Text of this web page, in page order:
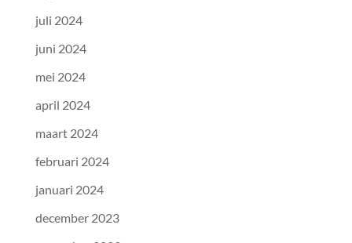
juli 2024
juni 2024
mei 2024
april 2024
maart 2024
februari 2024
januari 2024
december 2023